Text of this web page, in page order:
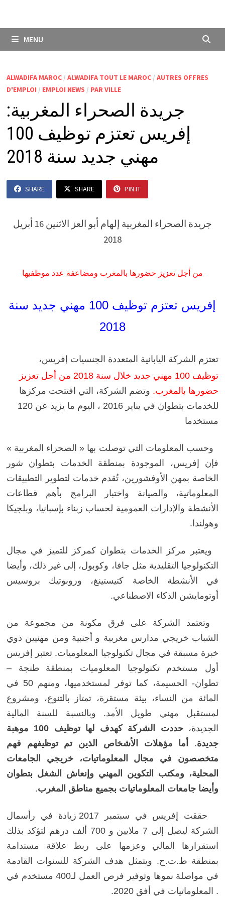
MENU
ALWADIFA MAROC/ ALWADIFA TOUT LE MAROC/ AUTRES OFFRES
D'EMPLOI / EMPLOI NEWS / PAR VILLE
جريدة الصحراء المغربية:
إفريس تعتزم توظيف 100
مهني جديد سنة 2018
SHARE SHARE PIN IT
جريدة الصحراء المغربية إلهام أبو العز الاثنين 16 أبريل
2018
من أجل تعزيز حضورها بالمغرب ومضاعفة عدد موظفيها
إفريس تعتزم توظيف 100 مهني جديد سنة
2018
تعتزم الشركة اليابانية المتعددة الجنسيات إفريس،
توظيف 100 مهني جديد خلال سنة 2018 من أجل تعزيز
حضورها بالمغرب. وتضم الشركة، التي افتتحت مركزها
للخدمات بتطوان في يناير 2016 ، اليوم ما يزيد عن 120
مستخدما
وحسب المعلومات التي توصلت بها « الصحراء المغربية »
فإن إفريس، الموجودة بمنطقة الخدمات بتطوان شور
الخاصة بمهن الأوفشورين، تُقدم خدمات لتطوير التطبيقات
المعلوماتية، والصيانة واختبار البرامج بأهم قطاعات
الأنشطة والإدارات العمومية لحساب زبناء بإسبانيا، وبلجيكا
وهولندا.
ويعتبر مركز الخدمات بتطوان كمركز للتميز في مجال
التكنولوجيا التقليدية مثل جافا، وكوبول، إلى غير ذلك، وأيضا
في الأنشطة الخاصة كتيستينغ، وروبوتيك بروسيس
أوتومايشن الذكاء الاصطناعي.
وتعتمد الشركة على فرق مكونة من مجموعة من
الشباب خريجي مدارس مغربية و أجنبية ومن مهنيين ذوي
خبرة مسبقة في مجال تكنولوجيا المعلوميات. تعتبر إفريس
أول مستخدم تكنولوجيا المعلوميات بمنطقة طنجة –
تطوان- الحسيمة، كما توفر لمستخدميها، ومنهم 50 في
المائة من النساء، بيئة مستقرة، تمتاز بالتنوع، ومشروع
لمستقبل مهني طويل الأمد. وبالنسبة للسنة المالية
الجديدة،
حددت الشركة كهدف لها توظيف 100 موهبة
جديدة.
أما مؤهلات الأشخاص الذين تم توظيفهم فهم
متخصصون في مجال المعلوماتيات، خريجي الجامعات
المحلية، ومكتب التكوين المهني وإنعاش الشغل بتطوان
وأيضا جامعات المعلوماتيات بجميع مناطق المغرب.
حققت إفريس في سبتمبر 2017 زيادة في رأسمال
الشركة ليصل إلى 7 ملايين و 700 ألف درهم لتؤكد بذلك
استقرارها المالي وعزمها على ربط علاقة مستدامة
بمنطقة ط.ت.ح. ويتمثل هدف الشركة للسنوات القادمة
في مواصلة نموها وتوفير فرص العمل لـ400 مستخدم في
. المعلوماتيات في أفق 2020.